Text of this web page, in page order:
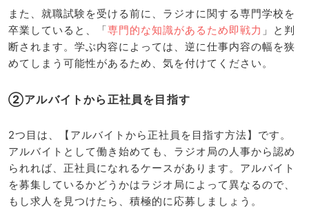
また、就職試験を受ける前に、ラジオに関する専門学校を
卒業していると、「専門的な知識があるため即戦力 」と判
断されます。学ぶ内容によっては、逆に仕事内容の幅を狭
めてしまう可能性があるため、気を付けてください。
②アルバイトから正社員を目指す
2つ目は、【アルバイトから正社員を目指す方法】です。
アルバイトとして働き始めても、ラジオ局の人事から認め
られれば、正社員になれるケースがあります。アルバイト
を募集しているかどうかはラジオ局によって異なるので、
もし求人を見つけたら、積極的に応募しましょう。